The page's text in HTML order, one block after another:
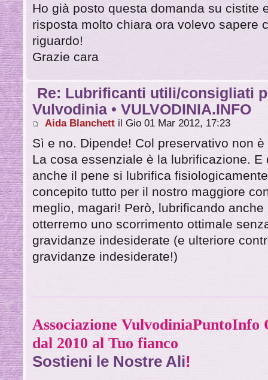
Ho già posto questa domanda su cistite
risposta molto chiara ora volevo sapere
riguardo!
Grazie cara
Re: Lubrificanti utili/consigliati
Vulvodinia • VULVODINIA.INFO
Aida Blanchett il Gio 01 Mar 2012, 17:23
Sì e no. Dipende! Col preservativo non
La cosa essenziale è la lubrificazione. E
anche il pene si lubrifica
concepito tutto per il nostro maggiore
meglio, magari! Però, lubrificando
otterremo uno scorrimento ottimale
gravidanze indesiderate (e ulteriore
gravidanze indesiderate!)
Associazione VulvodiniaPuntoInfo
dal 2010 al Tuo fianco
Sostieni le Nostre Ali!